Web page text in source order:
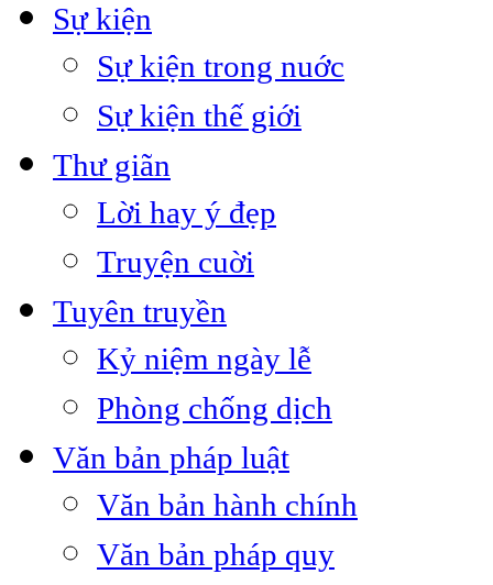
Sự kiện
Sự kiện trong nuớc
Sự kiện thế giới
Thư giãn
Lời hay ý đẹp
Truyện cuời
Tuyên truyền
Kỷ niệm ngày lễ
Phòng chống dịch
Văn bản pháp luật
Văn bản hành chính
Văn bản pháp quy